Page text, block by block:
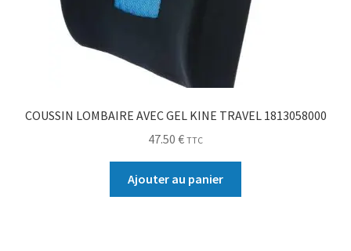
COUSSIN LOMBAIRE AVEC GEL KINE TRAVEL 1813058000
47.50 € TTC
Ajouter au panier